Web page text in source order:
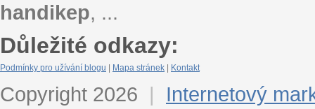
handikep, ...
Důležité odkazy:
Podmínky pro užívání blogu Mapa stránek Kontakt
Copyright 2026 |
Internetový